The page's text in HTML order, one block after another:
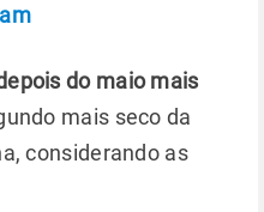
do maio mais
mais seco da
considerando as